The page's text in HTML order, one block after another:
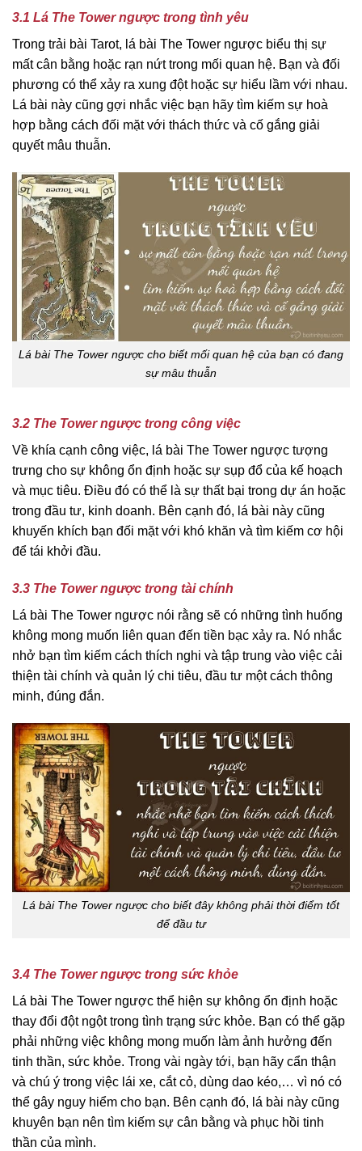
3.1 Lá The Tower ngược trong tình yêu
Trong trải bài Tarot, lá bài The Tower ngược biểu thị sự
mất cân bằng hoặc rạn nứt trong mối quan hệ. Bạn và đối
phương có thể xảy ra xung đột hoặc sự hiểu lầm với nhau.
Lá bài này cũng gợi nhắc việc bạn hãy tìm kiếm sự hoà
hợp bằng cách đối mặt với thách thức và cố gắng giải
quyết mâu thuẫn.
Lá bài The Tower ngược cho biết mối quan hệ của bạn có đang
sự mâu thuẫn
3.2 The Tower ngược trong công việc
Về khía cạnh công việc, lá bài The Tower ngược tượng
trưng cho sự không ổn định hoặc sự sụp đổ của kế hoạch
và mục tiêu. Điều đó có thể là sự thất bại trong dự án hoặc
trong đầu tư, kinh doanh. Bên cạnh đó, lá bài này cũng
khuyến khích bạn đối mặt với khó khăn và tìm kiếm cơ hội
để tái khởi đầu.
3.3 The Tower ngược trong tài chính
Lá bài The Tower ngược nói rằng sẽ có những tình huống
không mong muốn liên quan đến tiền bạc xảy ra. Nó nhắc
nhở bạn tìm kiếm cách thích nghi và tập trung vào việc cải
thiện tài chính và quản lý chi tiêu, đầu tư một cách thông
minh, đúng đắn.
Lá bài The Tower ngược cho biết đây không phải thời điểm tốt
để đầu tư
3.4 The Tower ngược trong sức khỏe
Lá bài The Tower ngược thể hiện sự không ổn định hoặc
thay đổi đột ngột trong tình trạng sức khỏe. Bạn có thể gặp
phải những việc không mong muốn làm ảnh hưởng đến
tinh thần, sức khỏe. Trong vài ngày tới, bạn hãy cẩn thận
và chú ý trong việc lái xe, cắt cỏ, dùng dao kéo,… vì nó có
thể gây nguy hiểm cho bạn. Bên cạnh đó, lá bài này cũng
khuyên bạn nên tìm kiếm sự cân bằng và phục hồi tinh
thần của mình.